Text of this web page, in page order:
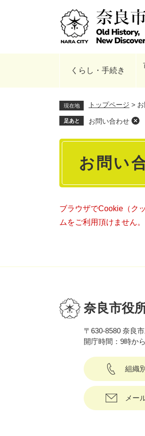
くらし・手続き
現在地 トップページ >
足あと お問い合わせ
本
お問い
ブラウザでCookie（ク
ムをご利用頂けません。
奈良市役
〒630-8580 奈良
開庁時間：9時か
組織
メー